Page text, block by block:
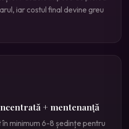
iar costul final devine greu
+ mentenanță
minimum 6-8 ședințe pentru